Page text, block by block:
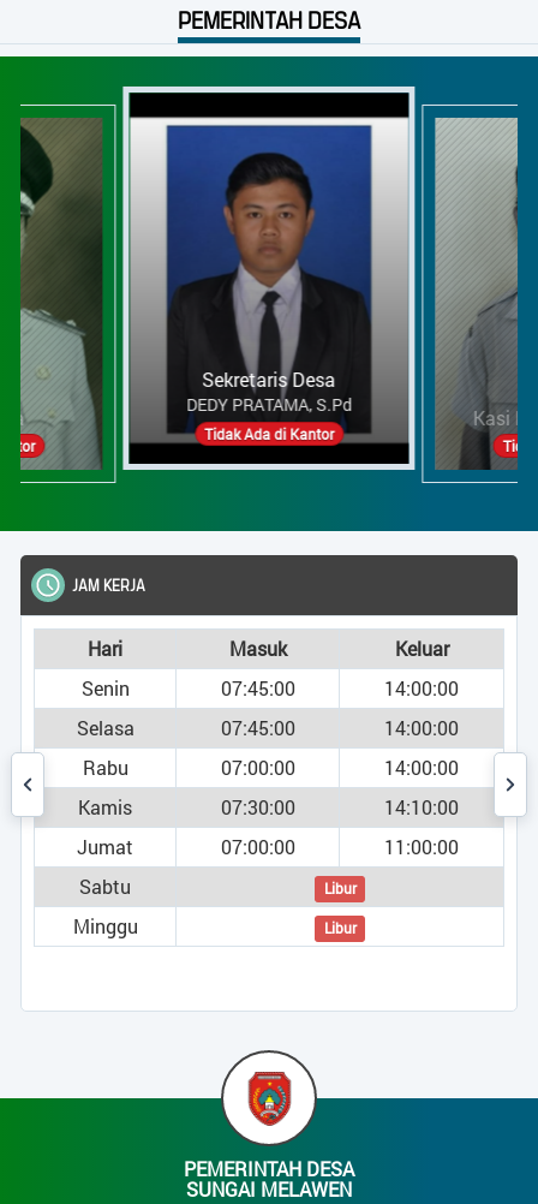
PEMERINTAH DESA
Sekretaris Desa
Tidak Ada di Kantor
Kasi Kesra dan Pelynn
Tidak Ada di Kantor
JAM KERJA
Hari Masuk
Keluar
Senin
07:45:00
14:00:00
Selasa
07:45:00
14:00:00
Rabu
07:00:00
14:00:00
Kamis
07:30:00
14:10:00
Jumat
07:00:00
11:00:00
Sabtu
Libur
Minggu Libur
)
PEMERINTAH DESA
SUNGAI MELAWEN